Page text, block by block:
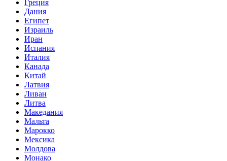
Греция
Дания
Египет
Израиль
Иран
Испания
Италия
Канада
Китай
Латвия
Ливан
Литва
Македания
Мальта
Марокко
Мексика
Молдова
Монако